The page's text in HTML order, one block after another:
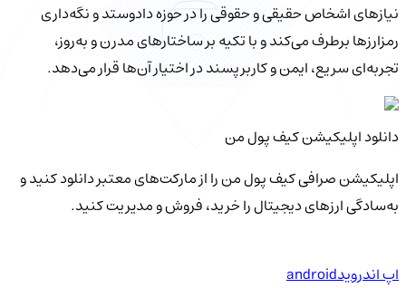
نیازهای اشخاص حقیقی و حقوقی را در حوزه دادوستد و نگه‌داری
رمزارزها برطرف می‌کند و با تکیه بر ساختارهای مدرن و به‌روز،
تجربه‌ای سریع، ایمن و کاربرپسند در اختیار آن‌ها قرار می‌دهد.
دانلود اپلیکیشن کیف‌ پول من
اپلیکیشن صرافی کیف پول من را از مارکت‌های معتبر دانلود کنید و
به‌سادگی ارزهای دیجیتال را خرید، فروش و مدیریت کنید.
اپ اندرویدandroid